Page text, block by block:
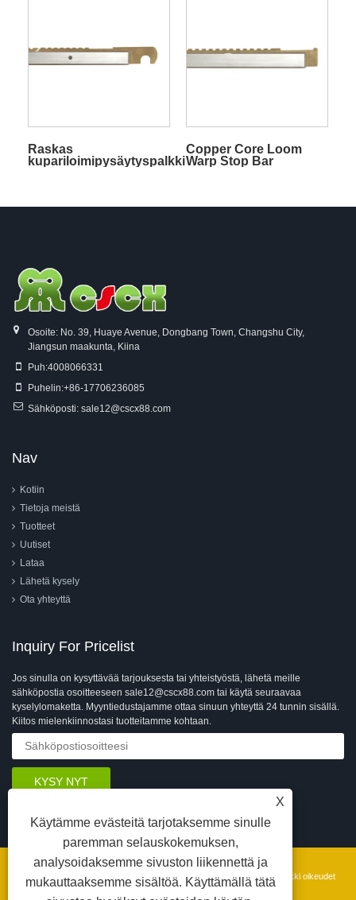
Raskas
kupariloimipysäytyspalkki
Copper Core Loom
Warp Stop Bar
Osoite: No. 39, Huaye Avenue, Dongbang Town, Changshu City,
Jiangsun maakunta, Kiina
Puh:4008066331
Puhelin:+86-17706236085
Sähköposti: sale12@cscx88.com
Nav
Kotiin
Tietoja meistä
Tuotteet
Uutiset
Lataa
Lähetä kysely
Ota yhteyttä
Inquiry For Pricelist
Jos sinulla on kysyttävää tarjouksesta tai yhteistyöstä, lähetä meille
sähköpostia osoitteeseen sale12@cscx88.com tai käytä seuraavaa
kyselylomaketta. Myyntiedustajamme ottaa sinuun yhteyttä 24 tunnin sisällä.
Kiitos mielenkiinnostasi tuotteitamme kohtaan.
Copyright © 2026 Changshu Changxin Textile Equipment Co., Ltd. Kaikki oikeudet
pidätetään.
X
Käytämme evästeitä tarjotaksemme sinulle
paremman selauskokemuksen,
analysoidaksemme sivuston liikennettä ja
mukauttaaksemme sisältöä. Käyttämällä tätä